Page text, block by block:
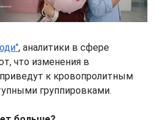
, аналитики в сфере
что изменения в
к кровопролитным
группировками.